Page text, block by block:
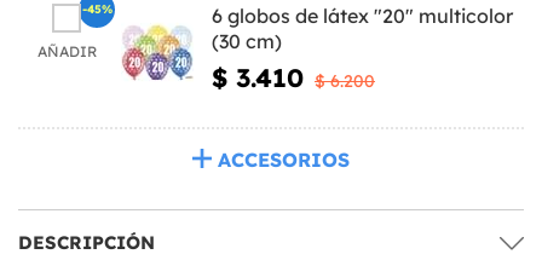
AÑADIR
6 globos de látex "20" multicolor
(30 cm)
$ 3.410 $ 6.200
-45%
ACCESORIOS
DESCRIPCIÓN